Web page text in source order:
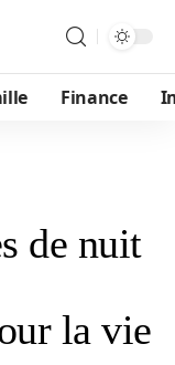
Finance
de nuit
la vie